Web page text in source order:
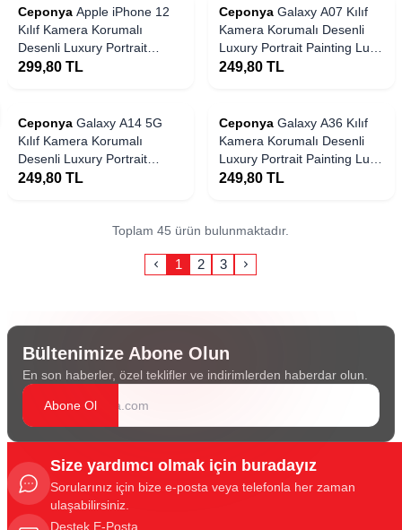
Ceponya Apple iPhone 12
Kılıf Kamera Korumalı
Desenli Luxury Portrait
Painting Lusi Kapak
299,80 TL
Ceponya Galaxy A07 Kılıf
Kamera Korumalı Desenli
Luxury Portrait Painting Lusi
Kapak
249,80 TL
Ceponya Galaxy A14 5G
Kılıf Kamera Korumalı
Desenli Luxury Portrait
Painting Lusi Kapak
249,80 TL
Ceponya Galaxy A36 Kılıf
Kamera Korumalı Desenli
Luxury Portrait Painting Lusi
Kapak
249,80 TL
Toplam 45 ürün bulunmaktadır.
1 2 3
Bültenimize Abone Olun
En son haberler, özel teklifler ve indirimlerden haberdar olun.
Abone Ol
Size yardımcı olmak için buradayız
Sorularınız için bize e-posta veya telefonla her zaman
ulaşabilirsiniz.
Destek E-Posta